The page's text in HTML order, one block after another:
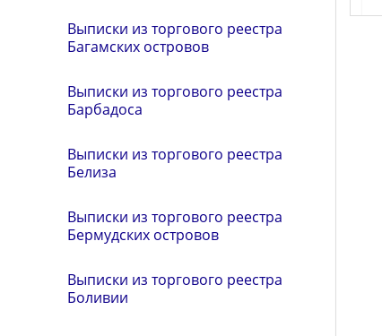
Выписки из торгового реестра
Багамских островов
Выписки из торгового реестра
Барбадоса
Выписки из торгового реестра
Белиза
Выписки из торгового реестра
Бермудских островов
Выписки из торгового реестра
Боливии